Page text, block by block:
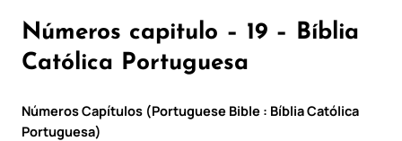
Números capitulo – 19 – Bíblia
Católica Portuguesa
Números Capítulos (Portuguese Bible : Bíblia Católica
Portuguesa)